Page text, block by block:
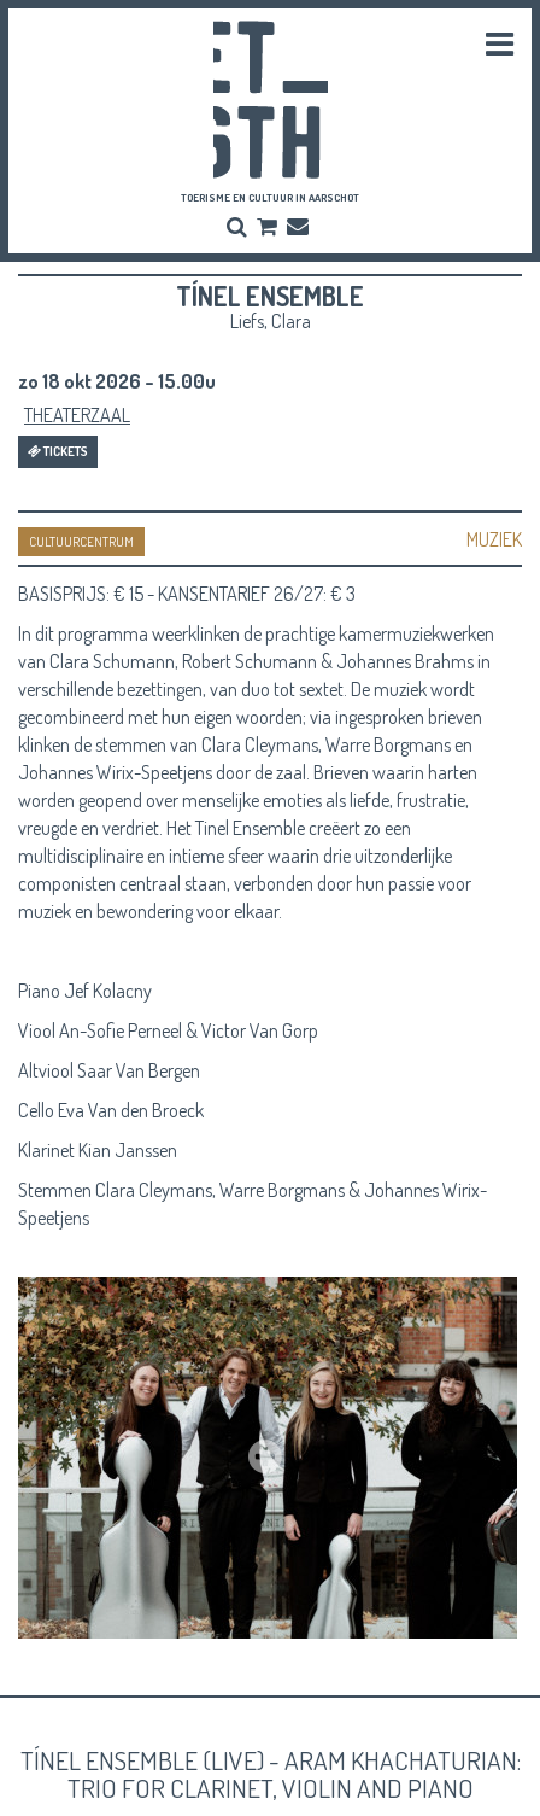
TOERISME EN CULTUUR IN AARSCHOT
Zoeken
Bestel
je
vriendenpassen
en
tickets
Inschrijven
TÍNEL ENSEMBLE
Liefs, Clara
zo 18 okt 2026 - 15.00u
THEATERZAAL
TICKETS
CULTUURCENTRUM MUZIEK
BASISPRIJS: € 15 - KANSENTARIEF 26/27: € 3
In dit programma weerklinken de prachtige kamermuziekwerken
van Clara Schumann, Robert Schumann & Johannes Brahms in
verschillende bezettingen, van duo tot sextet. De muziek wordt
gecombineerd met hun eigen woorden; via ingesproken brieven
klinken de stemmen van Clara Cleymans, Warre Borgmans en
Johannes Wirix-Speetjens door de zaal. Brieven waarin harten
worden geopend over menselijke emoties als liefde, frustratie,
vreugde en verdriet. Het Tinel Ensemble creëert zo een
multidisciplinaire en intieme sfeer waarin drie uitzonderlijke
componisten centraal staan, verbonden door hun passie voor
muziek en bewondering voor elkaar.
Piano Jef Kolacny
Viool An-Sofie Perneel & Victor Van Gorp
Altviool Saar Van Bergen
Cello Eva Van den Broeck
Klarinet Kian Janssen
Stemmen Clara Cleymans, Warre Borgmans & Johannes Wirix-
Speetjens
TÍNEL ENSEMBLE (LIVE) - ARAM KHACHATURIAN:
TRIO FOR CLARINET, VIOLIN AND PIANO